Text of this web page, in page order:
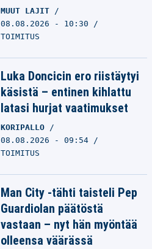
MUUT LAJIT
08.08.2026 - 10:30
TOIMITUS
Luka Doncicin ero riistäytyi
käsistä – entinen kihlattu
latasi hurjat vaatimukset
KORIPALLO
08.08.2026 - 09:54
TOIMITUS
Man City -tähti taisteli Pep
Guardiolan päätöstä
vastaan – nyt hän myöntää
olleensa väärässä